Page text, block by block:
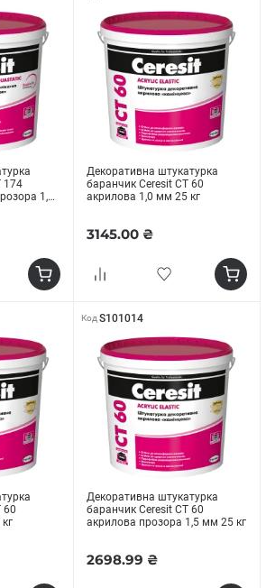
174
1,5
Декоративна штукатурка
баранчик Ceresit СТ 60
акрилова 1,0 мм 25 кг
3145.00 ₴
60
Код S101014
Декоративна штукатурка
баранчик Ceresit СТ 60
акрилова прозора 1,5 мм 25 кг
2698.99 ₴